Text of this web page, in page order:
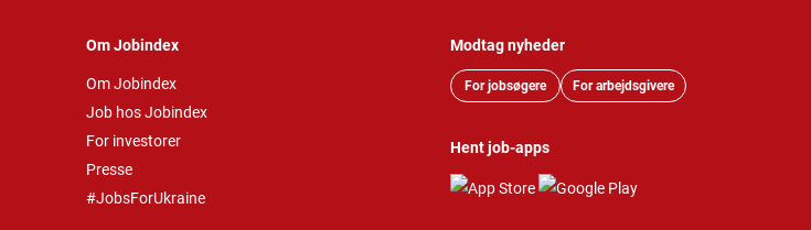
Om Jobindex
Om Jobindex
Job hos Jobindex
For investorer
Presse
#JobsForUkraine
Modtag nyheder
For jobsøgere For arbejdsgivere
Hent job-apps